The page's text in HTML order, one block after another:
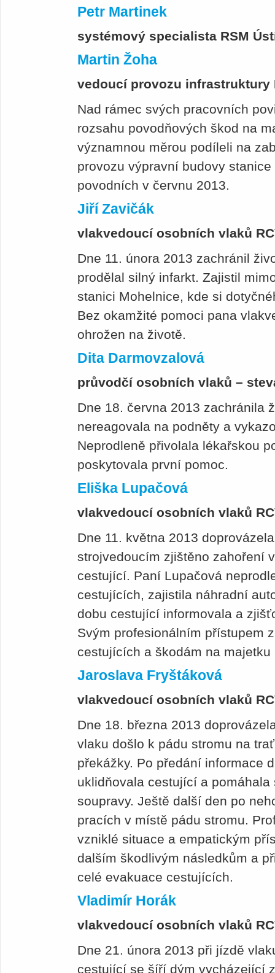
Petr Martinek
systémový specialista RSM
Martin Žoha
vedoucí provozu infrastruktury
Nad rámec svých pracovních
rozsahu povodňových škod na
významnou měrou podíleli na
provozu výpravní budovy
povodních v červnu 2013.
Jiří Zavičák
vlakvedoucí osobních vlaků
Dne 11. února 2013 zachránil
prodělal silný infarkt. Zajistil
stanici Mohelnice, kde si
Bez okamžité pomoci pana
ohrožen na životě.
Dita Darmovzalová
průvodčí osobních vlaků –
Dne 18. června 2013 zachránila
nereagovala na podněty a
Neprodleně přivolala lékařskou
poskytovala první pomoc.
Eliška Lupačová
vlakvedoucí osobních vlaků
Dne 11. května 2013
strojvedoucím zjištěno zahoření
cestující. Paní Lupačová
cestujících, zajistila náhradní
dobu cestující informovala a
Svým profesionálním přístupem
cestujících a škodám na
Jaroslava Fryštáková
vlakvedoucí osobních vlaků
Dne 18. března 2013
vlaku došlo k pádu stromu na
překážky. Po předání informace
uklidňovala cestující a
soupravy. Ještě další den po
pracích v místě pádu stromu.
vzniklé situace a empatickým
dalším škodlivým následkům a
celé evakuace cestujících.
Vladimír Horák
vlakvedoucí osobních vlaků
Dne 21. února 2013 při jízdě
cestující se šíří dým vycházející